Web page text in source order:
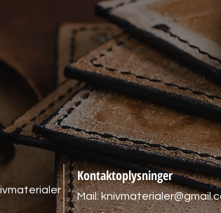
Kontaktoplysninger
Mail: